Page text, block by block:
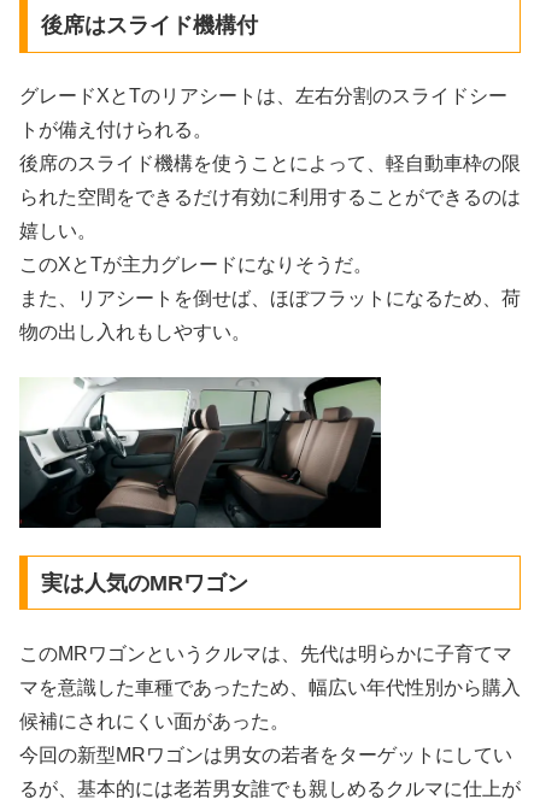
後席はスライド機構付
グレードXとTのリアシートは、左右分割のスライドシー
トが備え付けられる。
後席のスライド機構を使うことによって、軽自動車枠の限
られた空間をできるだけ有効に利用することができるのは
嬉しい。
このXとTが主力グレードになりそうだ。
また、リアシートを倒せば、ほぼフラットになるため、荷
物の出し入れもしやすい。
実は人気のMRワゴン
このMRワゴンというクルマは、先代は明らかに子育てマ
マを意識した車種であったため、幅広い年代性別から購入
候補にされにくい面があった。
今回の新型MRワゴンは男女の若者をターゲットにしてい
るが、基本的には老若男女誰でも親しめるクルマに仕上が